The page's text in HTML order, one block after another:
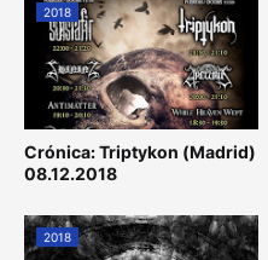
2018
Crónica: Triptykon (Madrid)
08.12.2018
2018